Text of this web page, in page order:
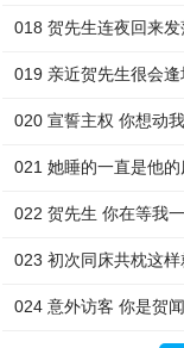
018 贺先生连夜回来发
019 亲近贺先生很会
020 宣誓主权 你想动
021 她睡的一直是他的
022 贺先生 你在等我
023 初次同床共枕这样
024 意外访客 你是贺